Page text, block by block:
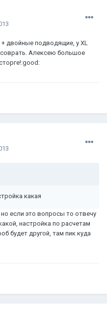
+ двойные подводящие, у XL
Алексею большое
какая
если это вопросы то отвечу
настройка по расчетам
будет другой, там пик куда